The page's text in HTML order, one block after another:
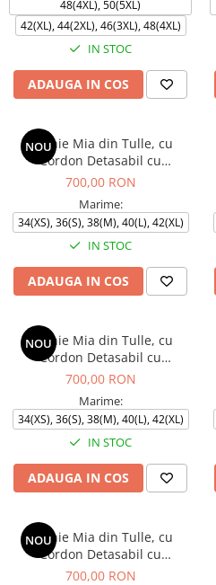
48(4XL), 50(5XL)
42(XL), 44(2XL), 46(3XL), 48(4XL)
IN STOC
ADAUGA IN COS
NOU
Rochie Mia din Tulle, cu
Cordon Detasabil cu
Pietricele, Engros
700,00 RON
Marime:
34(XS), 36(S), 38(M), 40(L), 42(XL)
IN STOC
ADAUGA IN COS
NOU
Rochie Mia din Tulle, cu
Cordon Detasabil cu
Pietricele, Engros
700,00 RON
Marime:
34(XS), 36(S), 38(M), 40(L), 42(XL)
IN STOC
ADAUGA IN COS
NOU
Rochie Mia din Tulle, cu
Cordon Detasabil cu
Pietricele, Engros
700,00 RON